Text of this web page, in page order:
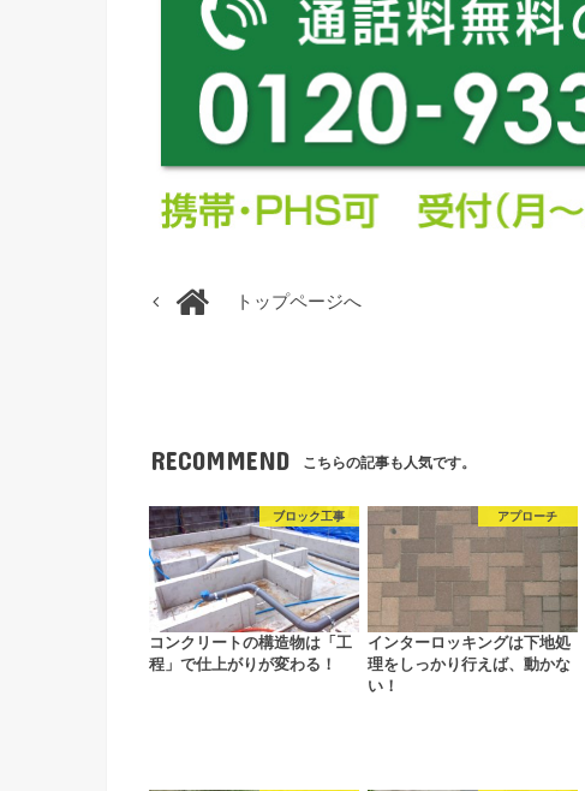
トップページへ
RECOMMEND こちらの記事も人気です。
ブロック工事
コンクリートの構造物は「工
程」で仕上がりが変わる！
アプローチ
インターロッキングは下地処
理をしっかり行えば、動かな
い！